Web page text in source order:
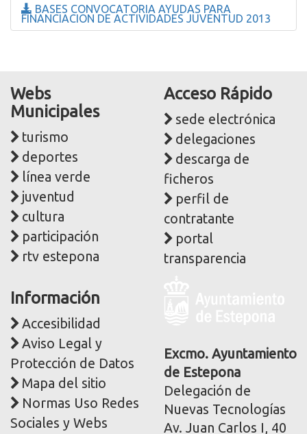
BASES CONVOCATORIA AYUDAS PARA
FINANCIACION DE ACTIVIDADES JUVENTUD 2013
Webs
Municipales
turismo
deportes
línea verde
juventud
cultura
participación
rtv estepona
Acceso Rápido
sede electrónica
delegaciones
descarga de
ficheros
perfil de
contratante
portal
transparencia
Información
Accesibilidad
Aviso Legal y
Protección de Datos
Mapa del sitio
Normas Uso Redes
Sociales y Webs
corporativa
Excmo. Ayuntamiento
de Estepona
Delegación de
Nuevas Tecnologías
Av. Juan Carlos I, 40